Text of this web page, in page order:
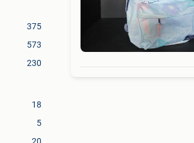
375
573
230
18
5